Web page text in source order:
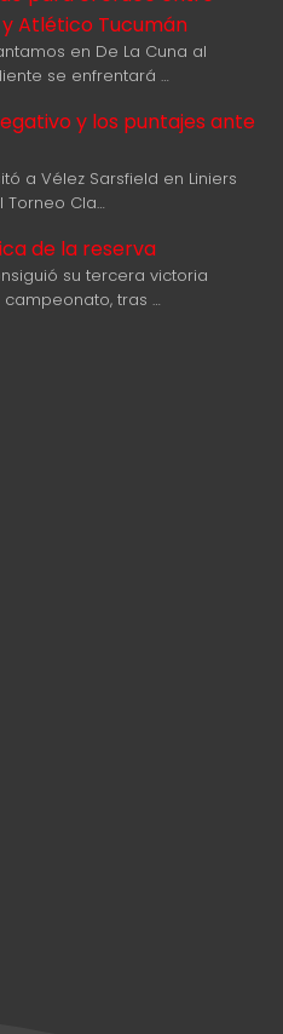
Atlético Tucumán
en De La Cuna al
se enfrentará …
y los puntajes ante
a Vélez Sarsfield en Liniers
Torneo Cla…
de la reserva
su tercera victoria
tras …